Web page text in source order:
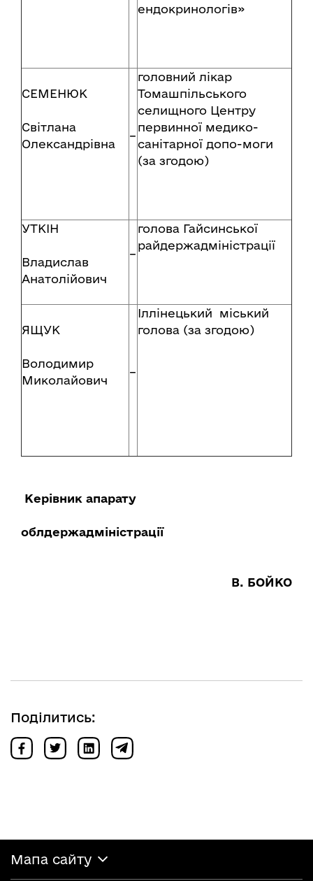
ендокринологів»
СЕМЕНЮК
Світлана
Олександрівна
–
головний лікар
Томашпільського
селищного Центру
первинної медико-
санітарної допо-моги
(за згодою)
УТКІН
Владислав
Анатолійович
–
голова Гайсинської
райдержадміністрації
ЯЩУК
Володимир
Миколайович
–
Іллінецький міський
голова (за згодою)
Керівник апарату
облдержадміністрації
В. БОЙКО
Поділитись:
Мапа сайту